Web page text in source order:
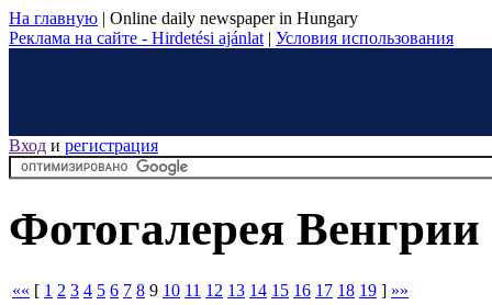
На главную | Online daily newspaper in Hungary
Реклама на сайте - Hirdetési ajánlat | Условия использования
Вход и регистрация
Фотогалерея Венгрии
«« [ 1 2 3 4 5 6 7 8 9 10 11 12 13 14 15 16 17 18 19 ] »»